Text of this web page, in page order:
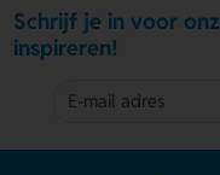
Schrijf je in voor
inspireren!